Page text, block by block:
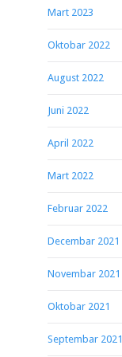
Mart 2023
Oktobar 2022
August 2022
Juni 2022
April 2022
Mart 2022
Februar 2022
Decembar 2021
Novembar 2021
Oktobar 2021
Septembar 2021